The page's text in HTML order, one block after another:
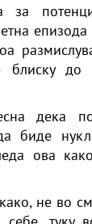
до
дека
биде
ова
не во